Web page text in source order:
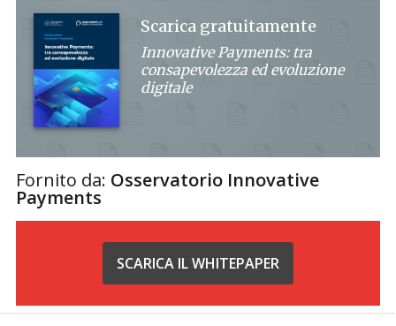
Scarica gratuitamente
Innovative Payments: tra
consapevolezza ed evoluzione
digitale
Fornito da: Osservatorio Innovative
Payments
SCARICA IL WHITEPAPER